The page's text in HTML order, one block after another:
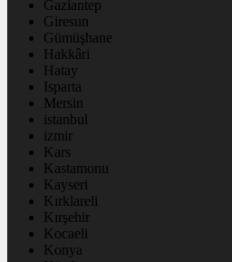
Gaziantep
Giresun
Gümüşhane
Hakkâri
Hatay
Isparta
Mersin
istanbul
izmir
Kars
Kastamonu
Kayseri
Kırklareli
Kırşehir
Kocaeli
Konya